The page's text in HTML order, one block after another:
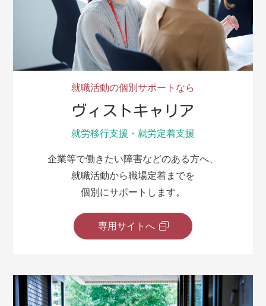
就職活動の個別サポートなら
ヴィストキャリア
就労移行支援・就労定着支援
企業等で働きたい障害などのある方へ、
就職活動から職場定着までを
個別にサポートします。
専用サイトへ